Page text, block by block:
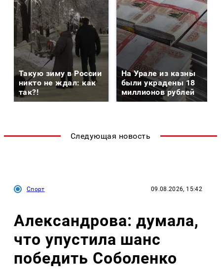
Такую зиму в России
никто не ждал: как
так?!
На Урале из казны
были украдены 18
миллионов рублей
Следующая новость
Спорт 09.08.2026, 15:42
Александрова: думала,
что упустила шанс
победить Соболенко